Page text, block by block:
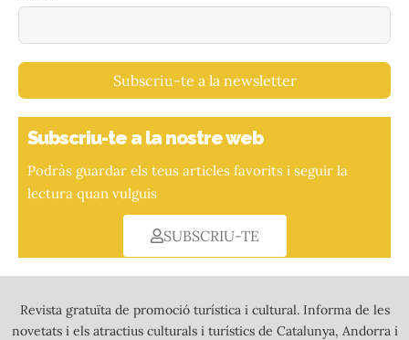
Subscriu-te a la newsletter
Subscriu-te a la nostre web
Podràs guardar els teus articles favorits i seguir la
lectura quan vulguis
SUBSCRIU-TE
Revista gratuïta de promoció turística i cultural. Informa de les
novetats i els atractius culturals i turístics de Catalunya, Andorra i